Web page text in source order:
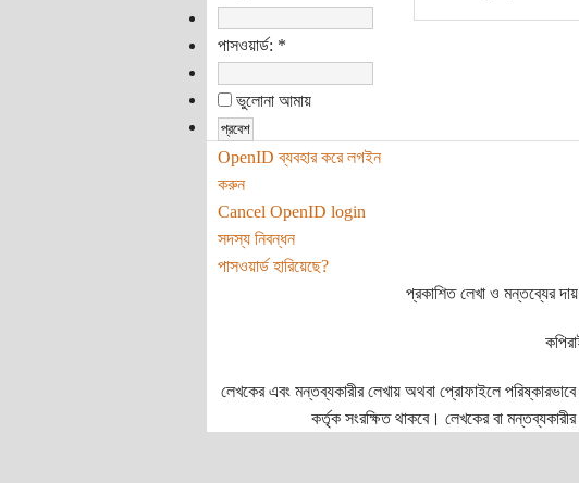
পাসওয়ার্ড: *
ভুলোনা আমায়
OpenID ব্যবহার করে লগইন
করুন
Cancel OpenID login
সদস্য নিবন্ধন
পাসওয়ার্ড হারিয়েছে?
প্রকাশিত লেখা ও মন্তব্যের
লেখকের এবং মন্তব্যকারীর লেখায় অথবা প্রোফাইলে
কর্তৃক সংরক্ষিত থাকবে। লেখকের বা